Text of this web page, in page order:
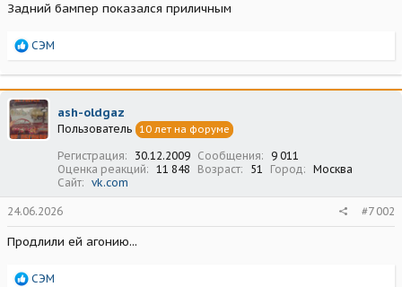
Задний бампер показался приличным
Р
а
к
ц
и
и
СЭМ
ash-oldgaz
Пользователь 10 лет на форуме
Регистрация 30.12.2009 Сообщения
9 011
Оценка реакций
11 848 Возраст 51 Город
Москва
Сайт
vk.com
24.06.2026 #7 002
Продлили ей агонию...
Р
СЭМ